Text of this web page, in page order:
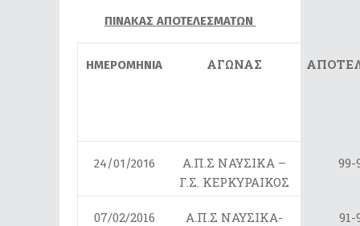
ΠΙΝΑΚΑΣ ΑΠΟΤΕΛΕΣΜΑΤΩΝ
ΗΜΕΡΟΜΗΝΙΑ ΑΓΩΝΑΣ
24/01/2016
Α.Π.Σ ΝΑΥΣΙΚΑ –
Γ.Σ. ΚΕΡΚΥΡΑΙΚΟΣ
99-
07/02/2016
Α.Π.Σ ΝΑΥΣΙΚΑ-
91-